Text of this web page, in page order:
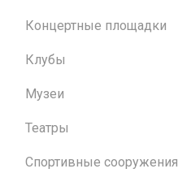
Концертные площадки
Клубы
Музеи
Театры
Спортивные сооружения